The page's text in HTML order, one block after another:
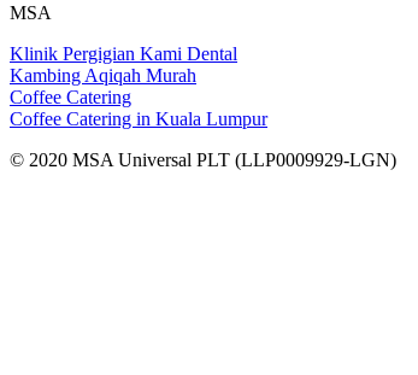
MSA
Klinik Pergigian Kami Dental
Kambing Aqiqah Murah
Coffee Catering
Coffee Catering in Kuala Lumpur
© 2020 MSA Universal PLT (LLP0009929-LGN)